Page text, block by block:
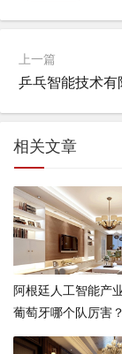
上一篇
相关文章
阿根廷人工智能产
葡萄牙哪个队厉害？